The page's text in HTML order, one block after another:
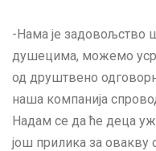
-Нама је задовољство
душецима, можемо
од друштвено
наша компанија
Надам се да ће деца
још прилика за овакву